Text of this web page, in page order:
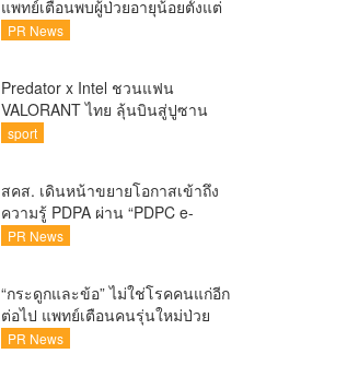
แพทย์เตือนพบผู้ป่วยอายุน้อยตั้งแต่
วัย 35 ปีเพิ่มขึ้นคนไทยกว่า 70%
PR News
Predator x Intel ชวนแฟน
VALORANT ไทย ลุ้นบินสู่ปูซาน
เชียร์ศึก VCT Pacific Finals Busan
สู่ปูซาน แบบติดขอบสนาม พร้อม
กิจกรรมสุดพิเศษตลอดทัวร์นาเมนต์
sport
สคส. เดินหน้าขยายโอกาสเข้าถึง
ความรู้ PDPA ผ่าน “PDPC e-
Learning” เรียนฟรี ทุกที่ ทุกเวลา
ปลอดภัย เผยยอดผู้เข้าเรียนล่าสุด
ทะลุ 8 หมื่นรายแล้ว
PR News
“กระดูกและข้อ” ไม่ใช่โรคคนแก่อีก
ต่อไป แพทย์เตือนคนรุ่นใหม่ป่วย
เพิ่ม 20-30% เสี่ยง ‘ข้อเข่าเสื่อม
PR News